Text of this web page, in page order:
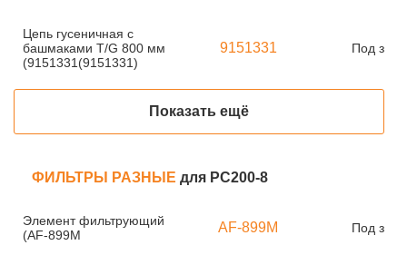
Цепь гусеничная с
башмаками T/G 800 мм
(9151331(9151331)
9151331 Под
Показать ещё
ФИЛЬТРЫ РАЗНЫЕ для PC200-8
Элемент фильтрующий
(AF-899M
AF-899M Под